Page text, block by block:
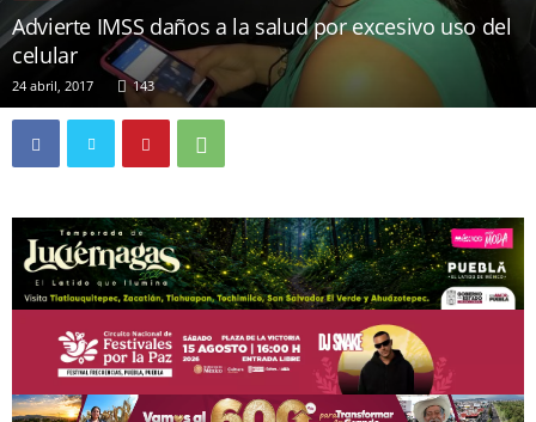
Advierte IMSS daños a la salud por excesivo uso del
celular
24 abril, 2017 143